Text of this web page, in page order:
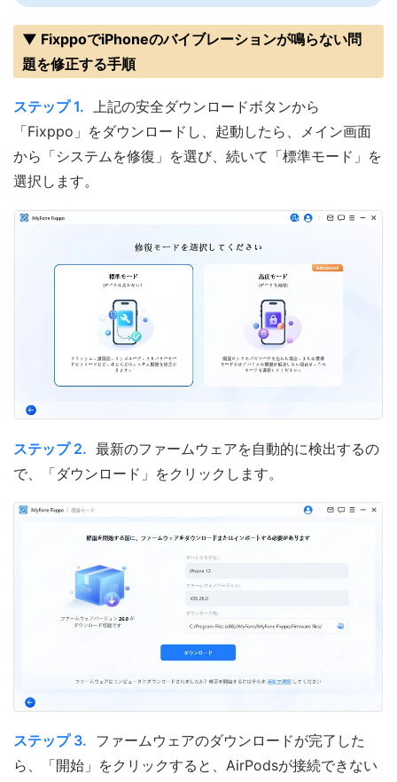
▼ FixppoでiPhoneのバイブレーションが鳴らない問
題を修正する手順
ステップ 1.
上記の安全ダウンロードボタンから
「Fixppo」をダウンロードし、起動したら、メイン画面
から「システムを修復」を選び、続いて「標準モード」を
選択します。
ステップ 2. 最新のファームウェアを自動的に検出するの
で、「ダウンロード」をクリックします。
ステップ 3. ファームウェアのダウンロードが完了した
ら、「開始」をクリックすると、AirPodsが接続できない